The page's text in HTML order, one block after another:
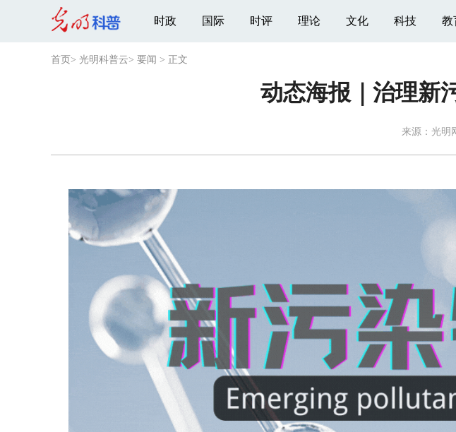
时政 国际 时评 理论 文化 科技 教
首页 > 光明科普云> 要闻 > 正文
动态海报｜治理新
来源： 光明